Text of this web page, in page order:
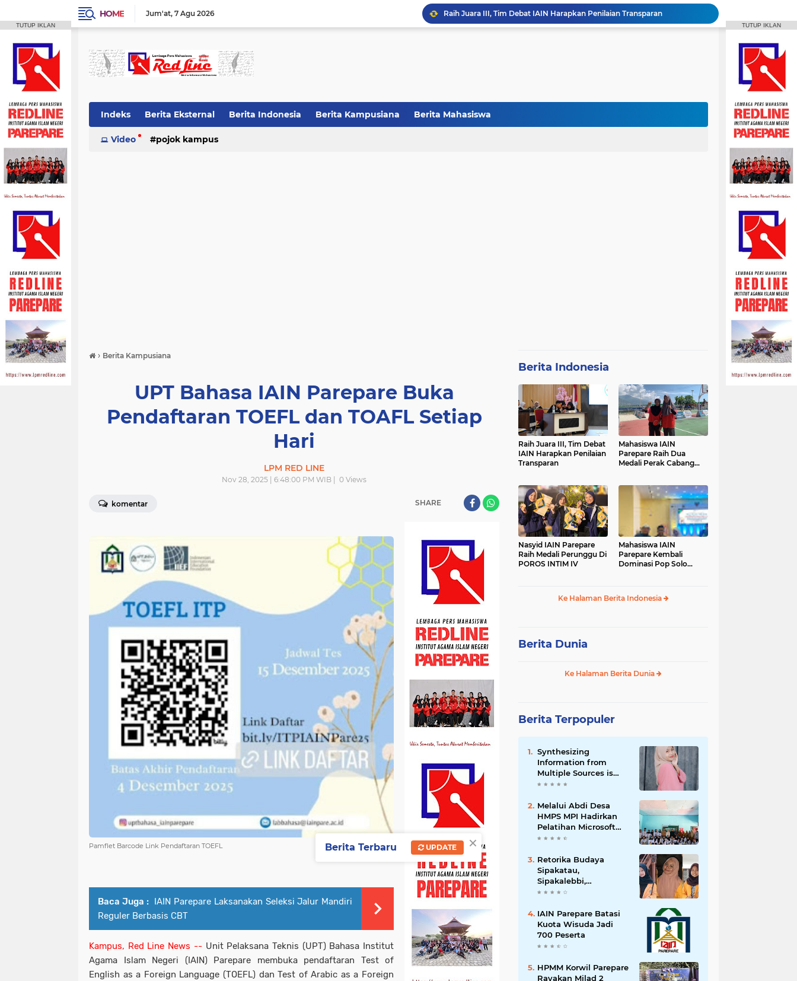
HOME Jum'at 7 Agu 2026
HMPS Tadris IPS IAIN Parepare Gelar Bina Desa Berbasis Kearifan Lokal
Melalui Abdi Desa HMPS MPI Hadirkan Pelatihan Microsoft Office
FAKSHI Gelar Yudisium, Mahasiswa Diajak Terus Semangat Berproses
Indeks Berita Eksternal Berita Indonesia Berita Kampusiana Berita Mahasiswa
Video pojok kampus
› Berita Kampusiana
UPT Bahasa IAIN Parepare Buka
Pendaftaran TOEFL dan TOAFL Setiap
Hari
LPM RED LINE
Nov 28, 2025 | 6:48:00 PM WIB | 0 Views
komentar SHARE
Pamflet Barcode Link Pendaftaran TOEFL
Baca Juga : IAIN Parepare Laksanakan Seleksi Jalur Mandiri
Reguler Berbasis CBT
Kampus, Red Line News --Unit Pelaksana Teknis (UPT) Bahasa Institut
Agama Islam Negeri (IAIN) Parepare membuka pendaftaran Test of
English as a Foreign Language (TOEFL) dan Test of Arabic as a Foreign
Berita Indonesia
Raih Juara III, Tim Debat
IAIN Harapkan Penilaian
Transparan
Mahasiswa IAIN
Parepare Raih Dua
Medali Perak Cabang
Nasyid IAIN Parepare
Raih Medali Perunggu Di
POROS INTIM IV
Mahasiswa IAIN
Parepare Kembali
Dominasi Pop Solo
Ke Halaman Berita Indonesia
Berita Dunia
Ke Halaman Berita Dunia
Berita Terpopuler
Synthesizing
Information from
Multiple Sources is
Important
Melalui Abdi Desa
HMPS MPI Hadirkan
Pelatihan Microsoft
Office
Retorika Budaya
Sipakatau,
Sipakalebbi,
Sipakainge yang
Suku Bugis
IAIN Parepare Batasi
Kuota Wisuda Jadi
700 Peserta
HPMM Korwil Parepare
Rayakan Milad 2
TUTUP IKLAN TUTUP IKLAN
×
Berita Terbaru UPDATE